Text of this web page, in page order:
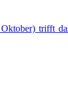
trifft